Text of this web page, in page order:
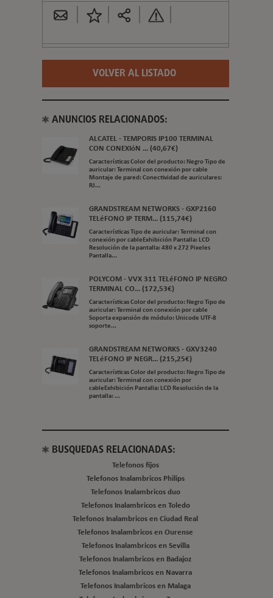
VOLVER AL LISTADO
ANUNCIOS RELACIONADOS:
ALCATEL - TEMPORIS IP100 TERMINAL
CON CONEXIóN ... (40,67€)
Características Color del producto: Negro Tipo de
auricular: Terminal con conexión por cable
Montaje de pared: Conectividad de auriculares:
RJ...
GRANDSTREAM NETWORKS - GXP2160
TELéFONO IP TERM... (115,74€)
Características Tipo de auricular: Terminal con
conexión por cableExhibición Pantalla: LCD
Resolución de la pantalla: 480 x 272 Pixeles
Pantalla...
POLYCOM - VVX 311 TELéFONO IP NEGRO
TERMINAL CO... (172,53€)
Características Color del producto: Negro Tipo de
auricular: Terminal con conexión por cable
Soporta expansión de módulo: Unicode UTF-8
soporte...
GRANDSTREAM NETWORKS - GXV3240
TELéFONO IP NEGR... (215,25€)
Características Color del producto: Negro Tipo de
auricular: Terminal con conexión por
cableExhibición Pantalla: LCD Resolución de la
pantalla: ...
BUSQUEDAS RELACIONADAS:
Telefonos fijos
Telefonos Inalambricos Philips
Telefonos Inalambricos duo
Telefonos Inalambricos en Toledo
Telefonos Inalambricos en Ciudad Real
Telefonos Inalambricos en Ourense
Telefonos Inalambricos en Sevilla
Telefonos Inalambricos en Badajoz
Telefonos Inalambricos en Navarra
Telefonos Inalambricos en Malaga